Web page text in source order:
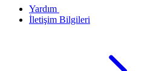
Yardım
İletişim Bilgileri